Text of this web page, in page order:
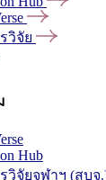
วิจัย
Hub
วิจัยจุฬาฯ (สบจ